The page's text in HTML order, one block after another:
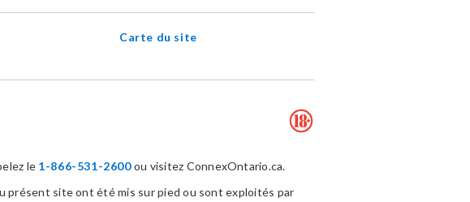
Carte du site
le 1-866-531-2600ou visitez ConnexOntario.ca.
présent site ont été mis sur pied ou sont exploités par